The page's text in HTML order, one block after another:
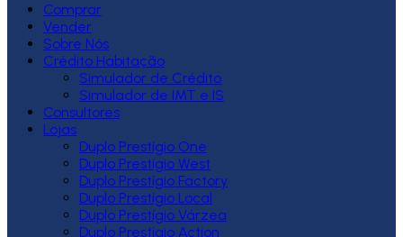
Comprar
Vender
Sobre Nós
Crédito Habitação
Simulador de Crédito
Simulador de IMT e IS
Consultores
Lojas
Duplo Prestígio One
Duplo Prestígio West
Duplo Prestígio Factory
Duplo Prestígio Local
Duplo Prestígio Várzea
Duplo Prestígio Action